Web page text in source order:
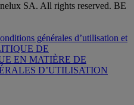
SA. All rights reserved. BE
générales d’utilisation et
DE
EN MATIÈRE DE
D’UTILISATION